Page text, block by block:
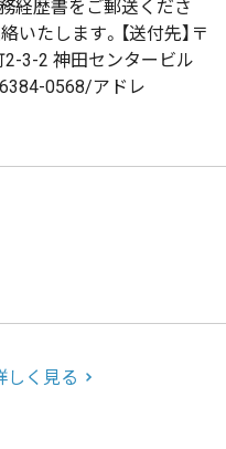
経歴書をご郵送くださ
いたします。【送付先】〒
3-2 神田センタービル
6384-0568/アドレ
しく見る